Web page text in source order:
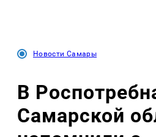
Новости Самары
В
Самарской